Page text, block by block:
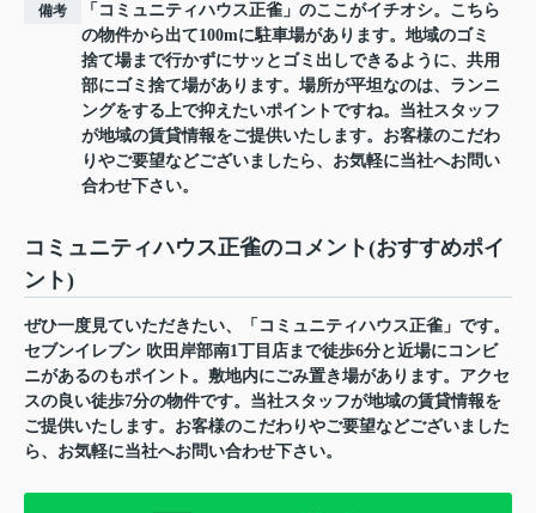
備考
「コミュニティハウス正雀」のここがイチオシ。こちら
の物件から出て100mに駐車場があります。地域のゴミ
捨て場まで行かずにサッとゴミ出しできるように、共用
部にゴミ捨て場があります。場所が平坦なのは、ランニ
ングをする上で抑えたいポイントですね。当社スタッフ
が地域の賃貸情報をご提供いたします。お客様のこだわ
りやご要望などございましたら、お気軽に当社へお問い
合わせ下さい。
コミュニティハウス正雀のコメント(おすすめポイ
ント)
ぜひ一度見ていただきたい、「コミュニティハウス正雀」です。
セブンイレブン 吹田岸部南1丁目店まで徒歩6分と近場にコンビ
ニがあるのもポイント。敷地内にごみ置き場があります。アクセ
スの良い徒歩7分の物件です。当社スタッフが地域の賃貸情報を
ご提供いたします。お客様のこだわりやご要望などございました
ら、お気軽に当社へお問い合わせ下さい。